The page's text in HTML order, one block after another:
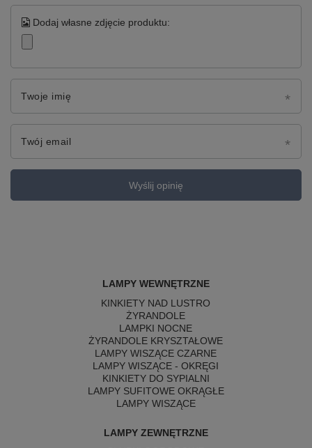
Dodaj własne zdjęcie produktu:
Twoje imię
Twój email
Wyślij opinię
LAMPY WEWNĘTRZNE
KINKIETY NAD LUSTRO
ŻYRANDOLE
LAMPKI NOCNE
ŻYRANDOLE KRYSZTAŁOWE
LAMPY WISZĄCE CZARNE
LAMPY WISZĄCE - OKRĘGI
KINKIETY DO SYPIALNI
LAMPY SUFITOWE OKRĄGŁE
LAMPY WISZĄCE
LAMPY ZEWNĘTRZNE